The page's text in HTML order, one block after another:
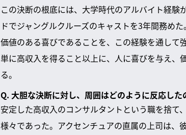
この決断の根底には、大学時代のアルバイト経
ドでジャングルクルーズのキャストを3年間務め
価値のある喜びであることを、この経験を通して
単に高収入を得ること以上に、人に喜びを与え
る。
Q. 大胆な決断に対し、周囲はどのように反応し
安定した高収入のコンサルタントという職を捨
様々であった。アクセンチュアの直属の上司は、